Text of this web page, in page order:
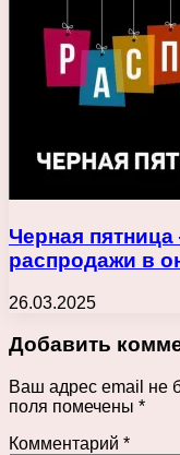
Черная
распродажи в
26.03.2025
Добавить
Ваш адрес email не
поля помечены *
Комментарий *